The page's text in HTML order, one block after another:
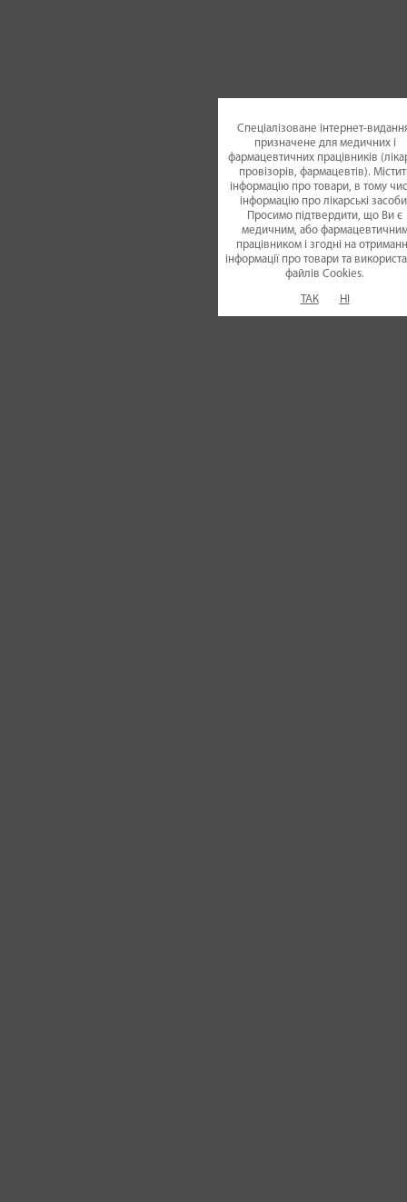
Спеціалізоване інтернет-
призначене для медичних і
фармацевтичних працівників
провізорів, фармацевтів).
інформацію про товари, в тому
інформацію про лікарські
Просимо підтвердити, що Ви є
медичним, або
працівником і згодні на
інформації про товари та
файлiв Cookies.
ТАК НІ